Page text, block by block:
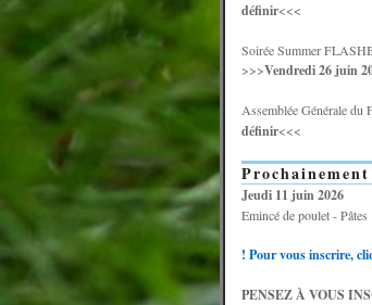
définir<<<
Soirée Summer
>>>Vendredi 26 juin
Assemblée Générale du
définir<<<
Jeudi 11 juin 2026
Emincé de poulet - Pâtes
! Pour vous inscrire,
PENSEZ À VOUS